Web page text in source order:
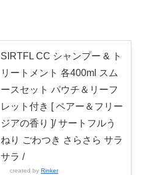
SIRTFL CC シャンプー & ト
リートメント 各400ml スム
ースセット パウチ＆リーフ
レット付き [ ペアー＆フリー
ジアの香り ]/ サートフルう
ねり ごわつき さらさら サラ
サラ /
created by Rinker